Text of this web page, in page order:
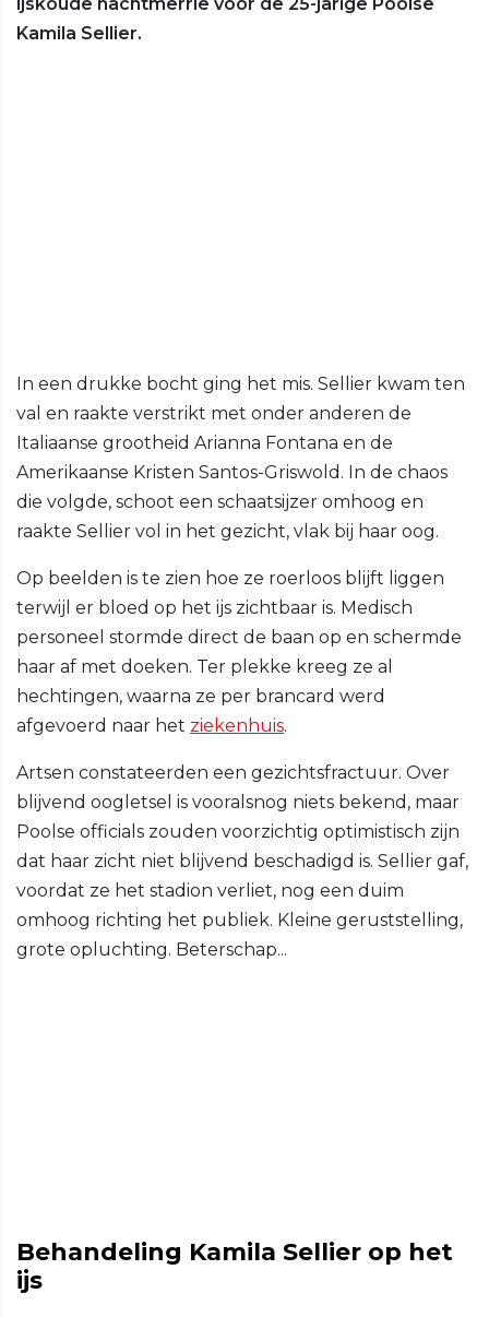
Kamila Sellier.
In een drukke bocht ging het mis. Sellier kwam ten
val en raakte verstrikt met onder anderen de
Italiaanse grootheid Arianna Fontana en de
Amerikaanse Kristen Santos-Griswold. In de chaos
die volgde, schoot een schaatsijzer omhoog en
raakte Sellier vol in het gezicht, vlak bij haar oog.
Op beelden is te zien hoe ze roerloos blijft liggen
terwijl er bloed op het ijs zichtbaar is. Medisch
personeel stormde direct de baan op en schermde
haar af met doeken. Ter plekke kreeg ze al
hechtingen, waarna ze per brancard werd
afgevoerd naar het ziekenhuis.
Artsen constateerden een gezichtsfractuur. Over
blijvend oogletsel is vooralsnog niets bekend, maar
Poolse officials zouden voorzichtig optimistisch zijn
dat haar zicht niet blijvend beschadigd is. Sellier gaf,
voordat ze het stadion verliet, nog een duim
omhoog richting het publiek. Kleine geruststelling,
grote opluchting. Beterschap...
Behandeling Kamila Sellier op het
ijs